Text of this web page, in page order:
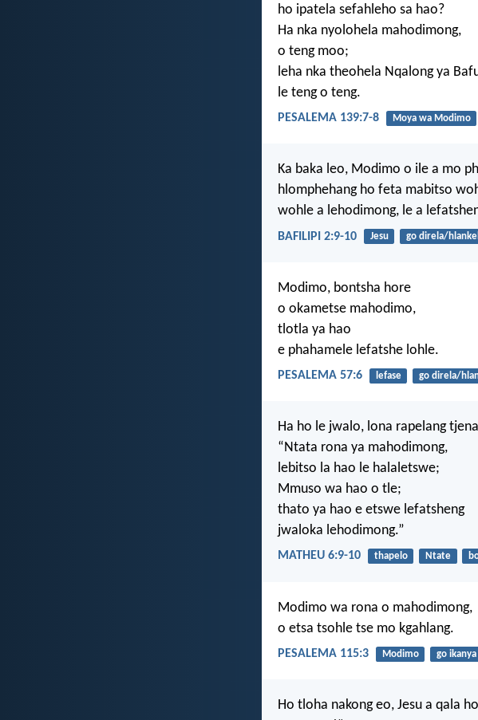
ho ipatela sefahleho sa hao?
Ha nka nyolohela mahodimong,
o teng moo;
leha nka theohela Nqalong ya
le teng o teng.
PESALEMA 139:7-8 Moya wa Modimo
Ka baka leo, Modimo o ile a mo
hlomphehang ho feta mabitso
wohle a lehodimong, le a
BAFILIPI 2:9-10 Jesu go direla/
Modimo, bontsha hore
o okametse mahodimo,
tlotla ya hao
e phahamele lefatshe lohle.
PESALEMA 57:6 lefase go direla/
Ha ho le jwalo, lona rapelang
“Ntata rona ya mahodimong,
lebitso la hao le halaletswe;
Mmuso wa hao o tle;
thato ya hao e etswe lefatsheng
jwaloka lehodimong.”
MATHEU 6:9-10 thapelo Ntate
Modimo wa rona o mahodimong,
o etsa tsohle tse mo kgahlang.
PESALEMA 115:3 Modimo go ikanya
Ho tloha nakong eo, Jesu a qala